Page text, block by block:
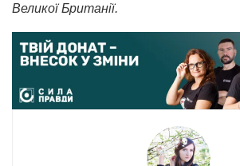
Великої Британії.